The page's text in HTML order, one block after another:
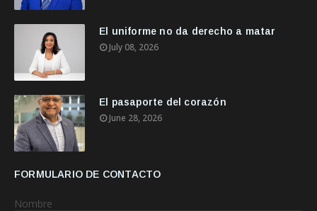
El uniforme no da derecho a matar
July 08, 2026
El pasaporte del corazón
June 28, 2026
FORMULARIO DE CONTACTO
Nombre